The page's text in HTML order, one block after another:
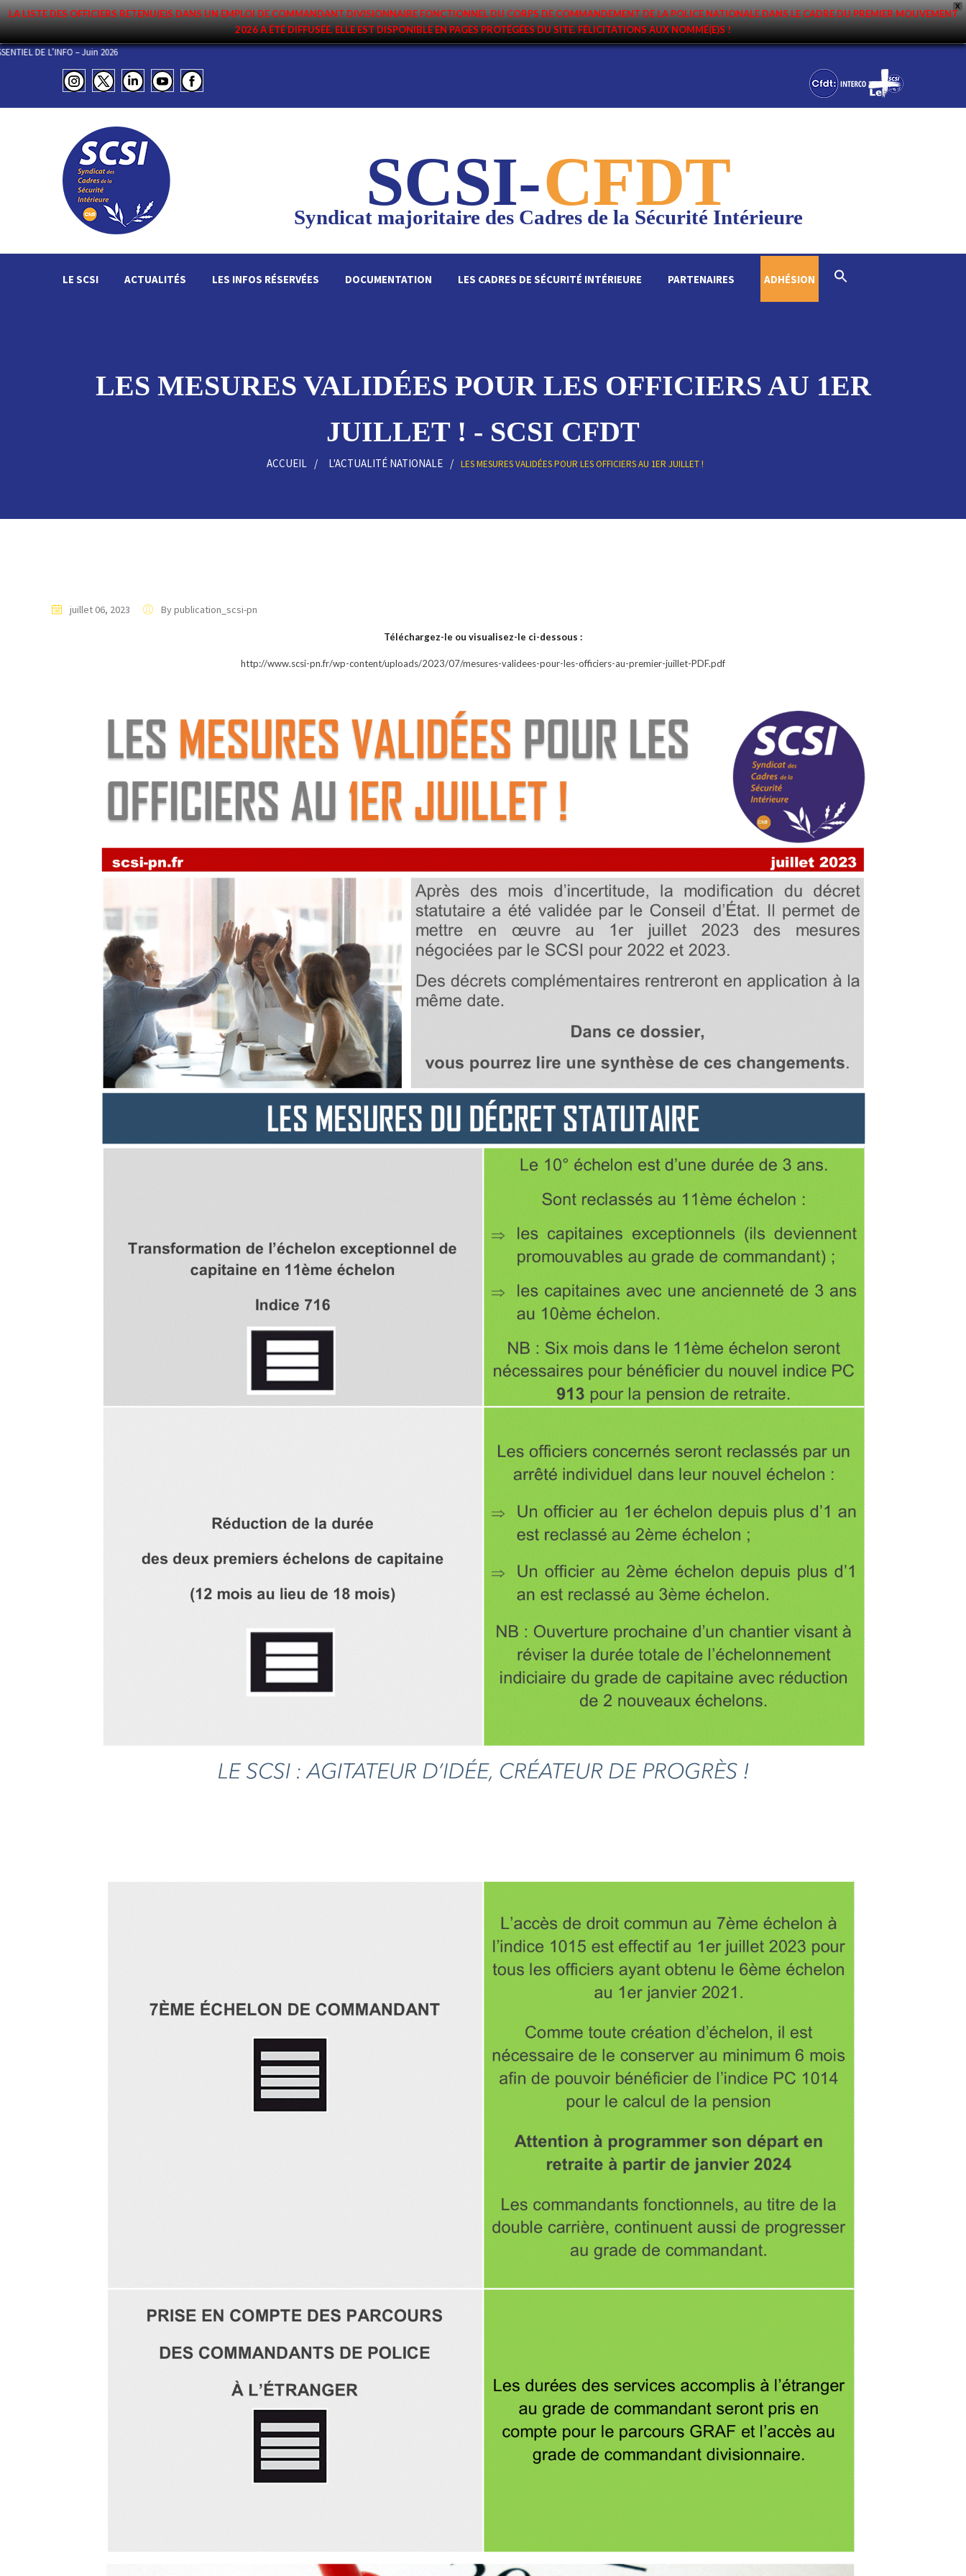
X
LA LISTE DES OFFICIERS RETENU(E)S DANS UN EMPLOI DE COMMANDANT DIVISIONNAIRE FONCTIONNEL DU CORPS DE COMMANDEMENT DE LA POLICE NATIONALE DANS LE CADRE DU PREMIER MOUVEMENT
2026 A ÉTÉ DIFFUSÉE. ELLE EST DISPONIBLE EN PAGES PROTÉGÉES DU SITE. FÉLICITATIONS AUX NOMMÉ(E)S !
DE COMMANDEMENT DU 3 JUILLET 2026 L’ESSENTIEL DE L’INFO – Juin 2026
SCSI-CFDT
Syndicat majoritaire des Cadres de la Sécurité Intérieure
LE SCSI ACTUALITÉS LES INFOS RÉSERVÉES DOCUMENTATION LES CADRES DE SÉCURITÉ INTÉRIEURE PARTENAIRES ADHÉSION
LES MESURES VALIDÉES POUR LES OFFICIERS AU 1ER
JUILLET ! - SCSI CFDT
ACCUEIL L'ACTUALITÉ NATIONALE LES MESURES VALIDÉES POUR LES OFFICIERS AU 1ER JUILLET !
juillet 06, 2023 By publication_scsi-pn
Téléchargez-le ou visualisez-le ci-dessous :
http://www.scsi-pn.fr/wp-content/uploads/2023/07/mesures-validees-pour-les-officiers-au-premier-juillet-PDF.pdf